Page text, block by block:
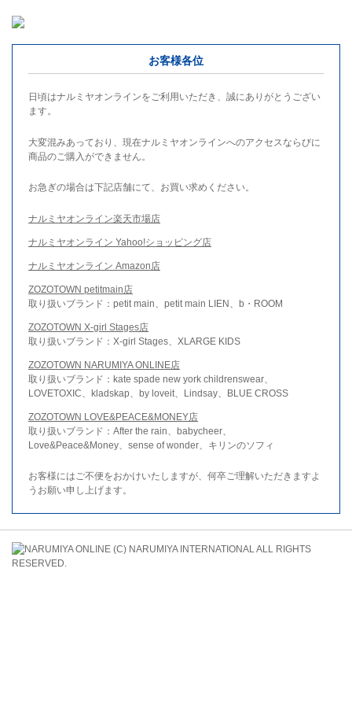
お客様各位
日頃はナルミヤオンラインをご利用いただき、誠にありがとうござい
ます。
大変混みあっており、現在ナルミヤオンラインへのアクセスならびに
商品のご購入ができません。
お急ぎの場合は下記店舗にて、お買い求めください。
ナルミヤオンライン楽天市場店
ナルミヤオンライン Yahoo!ショッピング店
ナルミヤオンライン Amazon店
ZOZOTOWN petitmain店
取り扱いブランド：petit main、petit main LIEN、b・ROOM
ZOZOTOWN X-girl Stages店
取り扱いブランド：X-girl Stages、XLARGE KIDS
ZOZOTOWN NARUMIYA ONLINE店
取り扱いブランド：kate spade new york childrenswear、
LOVETOXIC、kladskap、by loveit、Lindsay、BLUE CROSS
ZOZOTOWN LOVE&PEACE&MONEY店
取り扱いブランド：After the rain、babycheer、
Love&Peace&Money、sense of wonder、キリンのソフィ
お客様にはご不便をおかけいたしますが、何卒ご理解いただきますよ
うお願い申し上げます。